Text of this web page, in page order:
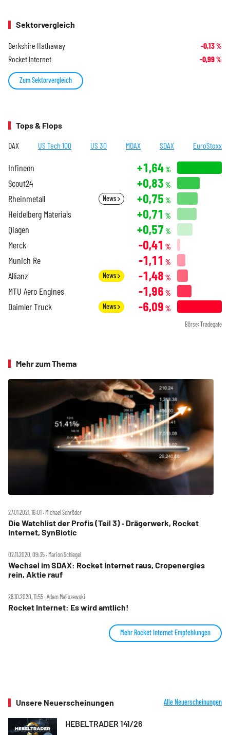
Sektorvergleich
Berkshire Hathaway -0,13%
Rocket Internet -0,99%
Zum Sektorvergleich
Tops & Flops
DAX US Tech 100 US 30 MDAX SDAX EuroStoxx
Infineon +1,64%
Scout24 +0,83 %
Rheinmetall News +0,75 %
Heidelberg Materials +0,71 %
Qiagen +0,57 %
Merck -0,41 %
Munich Re -1,11 %
Allianz News -1,48 %
MTU Aero Engines -1,96 %
Daimler Truck News -6,09 %
Börse: Tradegate
Mehr zum Thema
27.01.2021, 16:01 ‧ Michael Schröder
Die Watchlist der Profis (Teil 3) ‑ Drägerwerk, Rocket
Internet, SynBiotic
02.11.2020, 09:35 ‧ Marion Schlegel
Wechsel im SDAX: Rocket Internet raus, Cropenergies
rein, Aktie rauf
28.10.2020, 11:55 ‧ Adam Maliszewski
Rocket Internet: Es wird amtlich!
Mehr Rocket Internet Empfehlungen
Unsere Neuerscheinungen Alle Neuerscheinungen
HEBELTRADER 141/26